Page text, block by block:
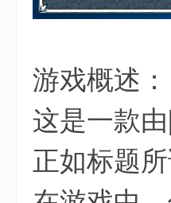
游戏概述：
这是一款
正如标题